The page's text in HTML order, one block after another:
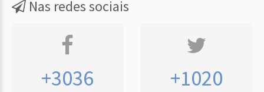
Nas redes sociais
+3036 +1020